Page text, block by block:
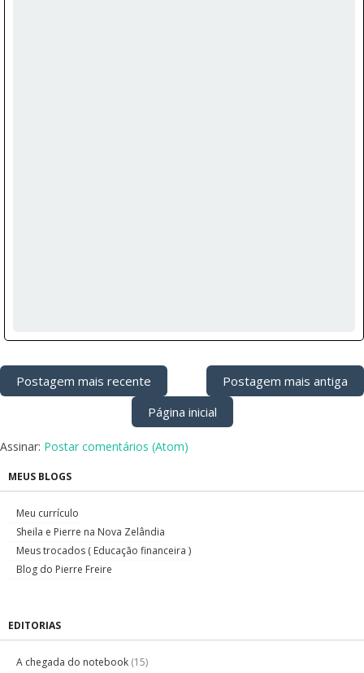
Postagem mais recente
Postagem mais antiga
Página inicial
Assinar: Postar comentários (Atom)
MEUS BLOGS
Meu currículo
Sheila e Pierre na Nova Zelândia
Meus trocados ( Educação financeira )
Blog do Pierre Freire
EDITORIAS
A chegada do notebook (15)